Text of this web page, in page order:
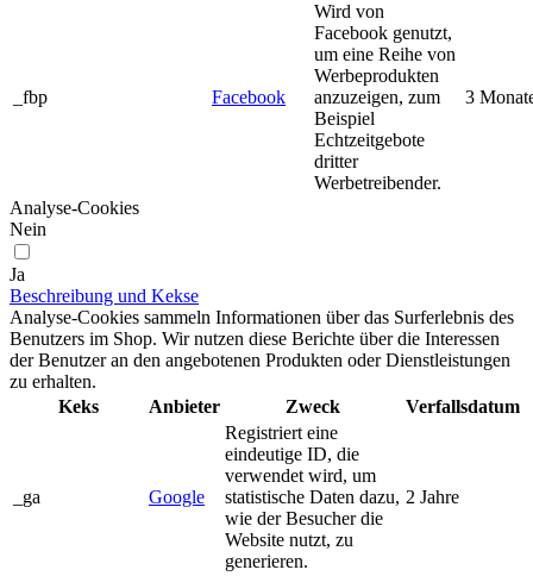
_fbp Facebook
Wird von
Facebook genutzt,
um eine Reihe von
Werbeprodukten
anzuzeigen, zum
Beispiel
Echtzeitgebote
dritter
Werbetreibender.
3
Analyse-Cookies
Nein
Ja
Beschreibung und Kekse
Analyse-Cookies sammeln Informationen über das Surferlebnis des
Benutzers im Shop. Wir nutzen diese Berichte über die Interessen
der Benutzer an den angebotenen Produkten oder Dienstleistungen
zu erhalten.
Keks
Anbieter Zweck Verfallsdatum
_ga Google
Registriert eine
eindeutige ID, die
verwendet wird, um
statistische Daten dazu,
wie der Besucher die
Website nutzt, zu
generieren.
2 Jahre